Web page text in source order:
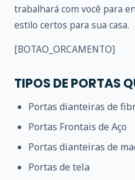
trabalhará com você para
estilo certos para sua casa.
[BOTAO_ORCAMENTO]
TIPOS DE PORTAS
Portas dianteiras de
Portas Frontais de Aço
Portas dianteiras de
Portas de tela